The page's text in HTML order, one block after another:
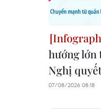
hướng
Nghị
07/08/2026 08:18